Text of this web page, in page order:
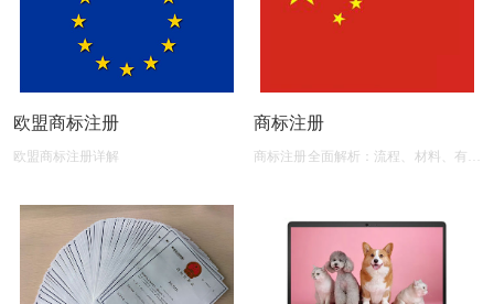
欧盟商标注册
欧盟商标注册详解
商标注册
商标注册全面解析：流程、材料、有效